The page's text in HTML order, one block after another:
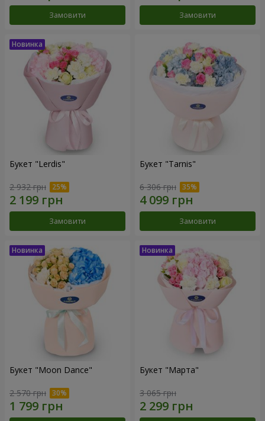
Замовити Замовити
Букет "Lerdis"
2 932 грн
Замовити
Букет "Tarnis"
6 306 грн
Замовити
Букет "Moon Dance"
2 570 грн
Букет "Марта"
3 065 грн